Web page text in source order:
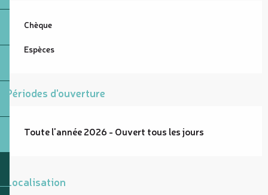
Chèque
Espèces
Périodes d'ouverture
Toute l'année 2026 - Ouvert tous les jours
Localisation